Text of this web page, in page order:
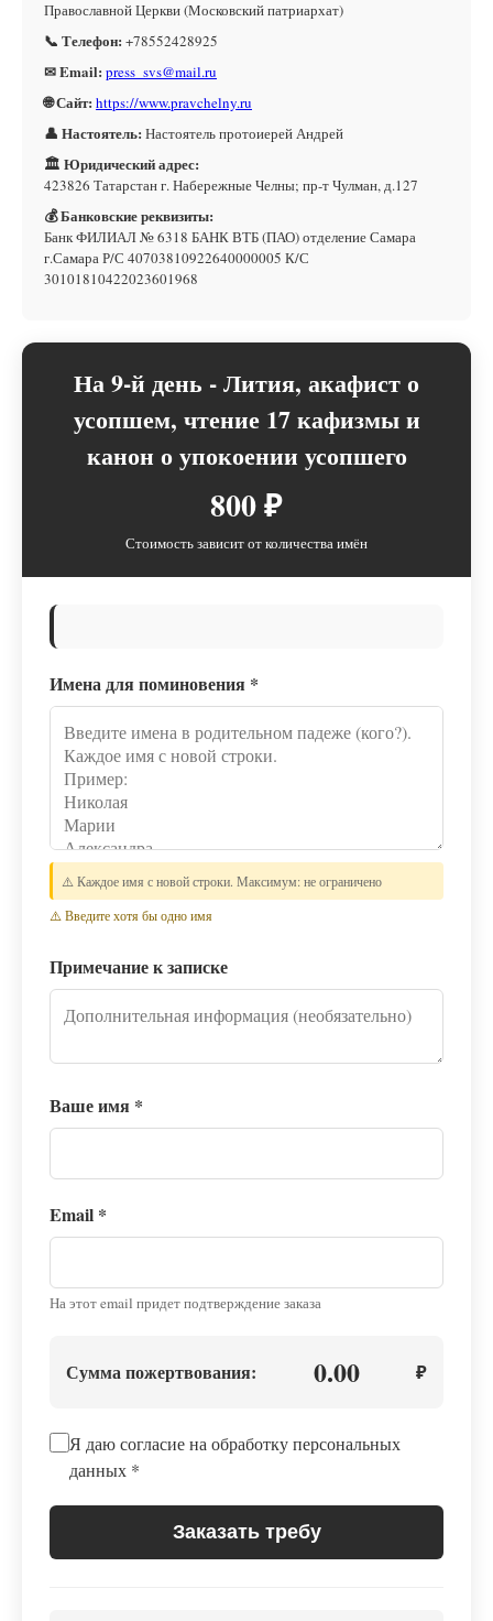
Православной Церкви (Московский патриархат)
📞 Телефон: +78552428925
✉ Email: press_svs@mail.ru
🌐 Сайт: https://www.pravchelny.ru
👤 Настоятель: Настоятель протоиерей Андрей
🏛 Юридический адрес:
423826 Татарстан г. Набережные Челны; пр-т Чулман, д.127
💰 Банковские реквизиты:
Банк ФИЛИАЛ № 6318 БАНК ВТБ (ПАО) отделение Самара
г.Самара Р/С 40703810922640000005 К/С
30101810422023601968
На 9-й день - Лития, акафист о
усопшем, чтение 17 кафизмы и
канон о упокоении усопшего
800 ₽
Стоимость зависит от количества имён
Имена для поминовения *
⚠️ Каждое имя с новой строки. Максимум: не ограничено
⚠️ Введите хотя бы одно имя
Примечание к записке
Ваше имя *
Email *
На этот email придет подтверждение заказа
Сумма пожертвования: 0.00 ₽
Я даю согласие на обработку персональных
данных *
Заказать требу